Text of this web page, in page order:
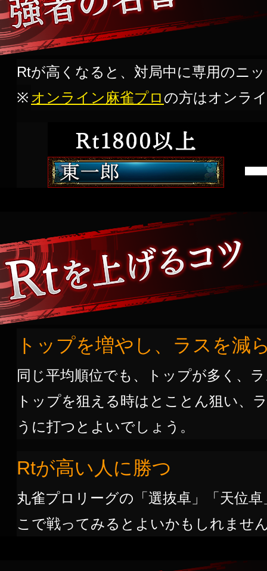
Rtが高くなると、対局中に専用のニ
オンライン麻雀プロ の方はオンラ
トップを増やし、ラスを減
同じ平均順位でも、トップが多く、
トップを狙える時はとことん狙い、
うに打つとよいでしょう。
Rtが高い人に勝つ
丸雀プロリーグの「選抜卓」「天位
こで戦ってみるとよいかもしれませ